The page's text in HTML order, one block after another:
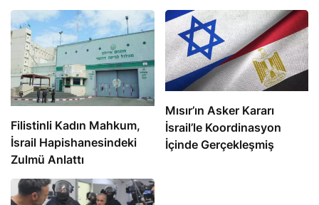
Filistinli Kadın Mahkum,
İsrail Hapishanesindeki
Zulmü Anlattı
Mısır’ın Asker Kararı
İsrail’le Koordinasyon
İçinde Gerçekleşmiş